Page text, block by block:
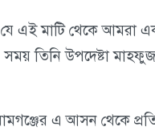
এই মাটি থেকে আমরা
তিনি উপদেষ্টা
এ আসন থেকে